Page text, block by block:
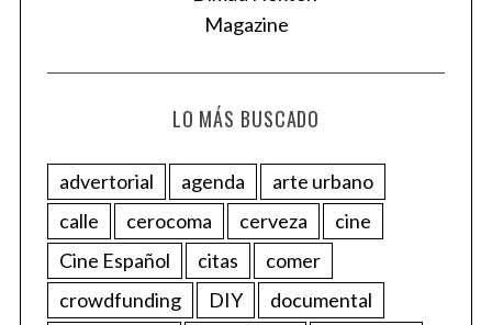
LO MÁS BUSCADO
advertorial agenda
arte urbano
calle
cerocoma cerveza
cine
Cine Español
citas
comer
crowdfunding
DIY
documental